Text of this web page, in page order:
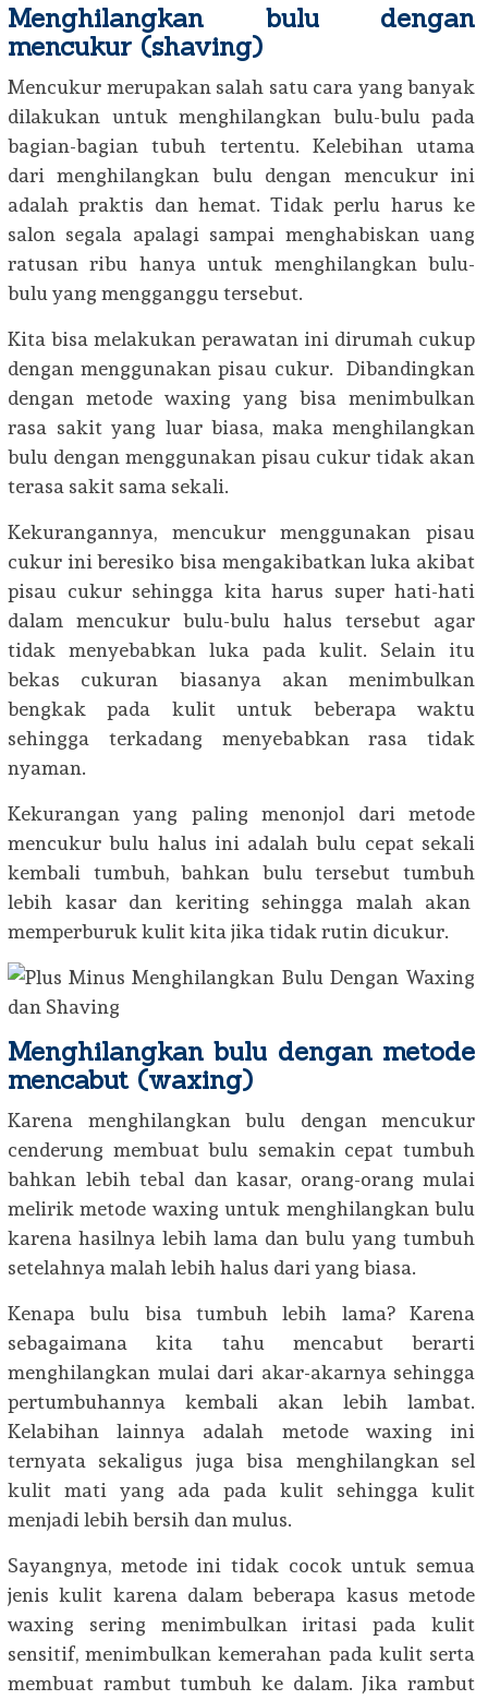
Menghilangkan bulu dengan
mencukur (shaving)
Mencukur merupakan salah satu cara yang banyak
dilakukan untuk menghilangkan bulu-bulu pada
bagian-bagian tubuh tertentu. Kelebihan utama
dari menghilangkan bulu dengan mencukur ini
adalah praktis dan hemat. Tidak perlu harus ke
salon segala apalagi sampai menghabiskan uang
ratusan ribu hanya untuk menghilangkan bulu-
bulu yang mengganggu tersebut.
Kita bisa melakukan perawatan ini dirumah cukup
dengan menggunakan pisau cukur. Dibandingkan
dengan metode waxing yang bisa menimbulkan
rasa sakit yang luar biasa, maka menghilangkan
bulu dengan menggunakan pisau cukur tidak akan
terasa sakit sama sekali.
Kekurangannya, mencukur menggunakan pisau
cukur ini beresiko bisa mengakibatkan luka akibat
pisau cukur sehingga kita harus super hati-hati
dalam mencukur bulu-bulu halus tersebut agar
tidak menyebabkan luka pada kulit. Selain itu
bekas cukuran biasanya akan menimbulkan
bengkak pada kulit untuk beberapa waktu
sehingga terkadang menyebabkan rasa tidak
nyaman.
Kekurangan yang paling menonjol dari metode
mencukur bulu halus ini adalah bulu cepat sekali
kembali tumbuh, bahkan bulu tersebut tumbuh
lebih kasar dan keriting sehingga malah akan
memperburuk kulit kita jika tidak rutin dicukur.
Menghilangkan bulu dengan metode
mencabut (waxing)
Karena menghilangkan bulu dengan mencukur
cenderung membuat bulu semakin cepat tumbuh
bahkan lebih tebal dan kasar, orang-orang mulai
melirik metode waxing untuk menghilangkan bulu
karena hasilnya lebih lama dan bulu yang tumbuh
setelahnya malah lebih halus dari yang biasa.
Kenapa bulu bisa tumbuh lebih lama? Karena
sebagaimana kita tahu mencabut berarti
menghilangkan mulai dari akar-akarnya sehingga
pertumbuhannya kembali akan lebih lambat.
Kelabihan lainnya adalah metode waxing ini
ternyata sekaligus juga bisa menghilangkan sel
kulit mati yang ada pada kulit sehingga kulit
menjadi lebih bersih dan mulus.
Sayangnya, metode ini tidak cocok untuk semua
jenis kulit karena dalam beberapa kasus metode
waxing sering menimbulkan iritasi pada kulit
sensitif, menimbulkan kemerahan pada kulit serta
membuat rambut tumbuh ke dalam. Jika rambut